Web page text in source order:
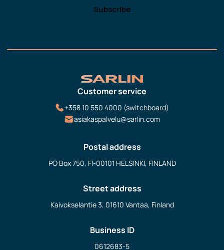
Customer service
+358 10 550 4000 (switchboard)
asiakaspalvelu@sarlin.com
Postal address
PO Box 750, FI-00101 HELSINKI, FINLAND
Street address
Kaivokselantie 3, 01610 Vantaa, Finland
Business ID
0612683-5